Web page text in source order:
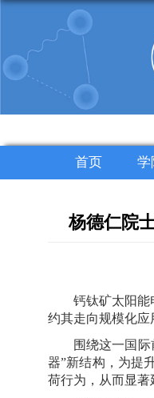
首页 学
杨德仁院
钙钛矿太阳能
约其走向规模化应
围绕这一国
器”新结构，为提
荷行为，从而显著